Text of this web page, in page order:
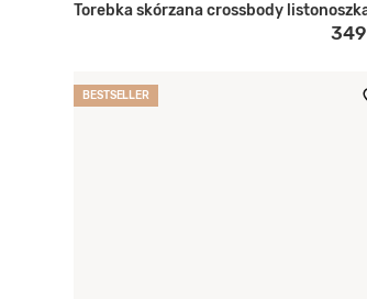
Torebka skórzana crossbody
349
BESTSELLER